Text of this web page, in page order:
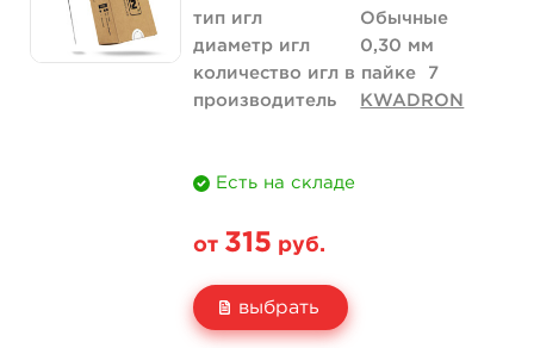
тип игл
Обычные
диаметр игл
0,30 мм
количество игл в пайке
7
производитель
KWADRON
Есть на складе
от 315 руб.
выбрать